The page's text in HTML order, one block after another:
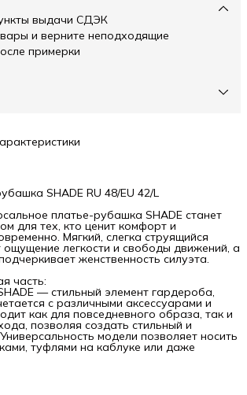
выдачи СДЭК
и верните неподходящие
примерки
SHADE RU 48/EU 42/L
платье-рубашка SHADE станет
для тех, кто ценит комфорт и
Мягкий, слегка струящийся
ощущение легкости и свободы движений, а
женственность силуэта.
часть:
— стильный элемент гардероба,
с различными аксессуарами и
как для повседневного образа, так и
позволяя создать стильный и
модели позволяет носить
туфлями на каблуке или даже